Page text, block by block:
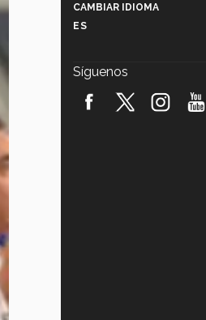
robótica
CAMBIAR IDIOMA
ES
Síguenos